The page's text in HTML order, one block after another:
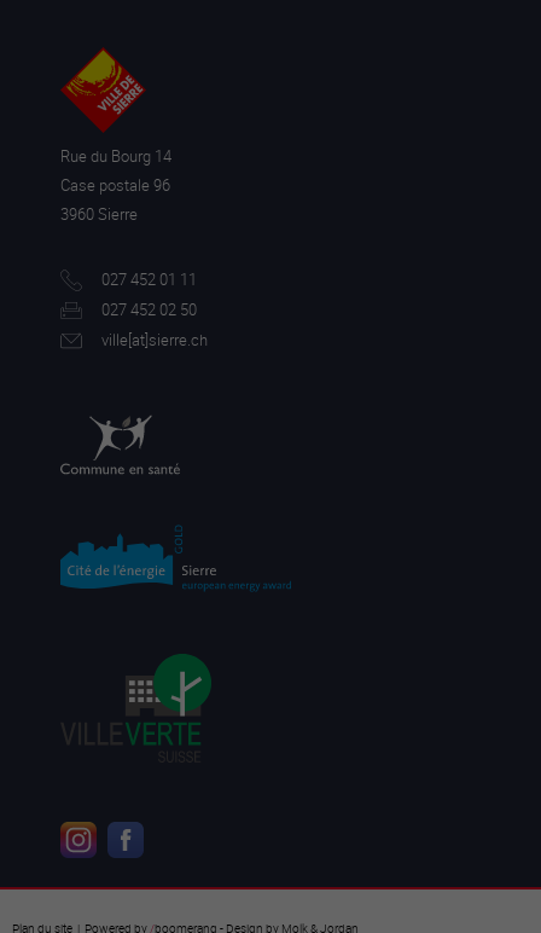
Rue du Bourg 14
Case postale 96
3960 Sierre
027 452 01 11
027 452 02 50
ville[at]sierre.ch
Plan du site | Powered by/boomerang - Design by Molk & Jordan